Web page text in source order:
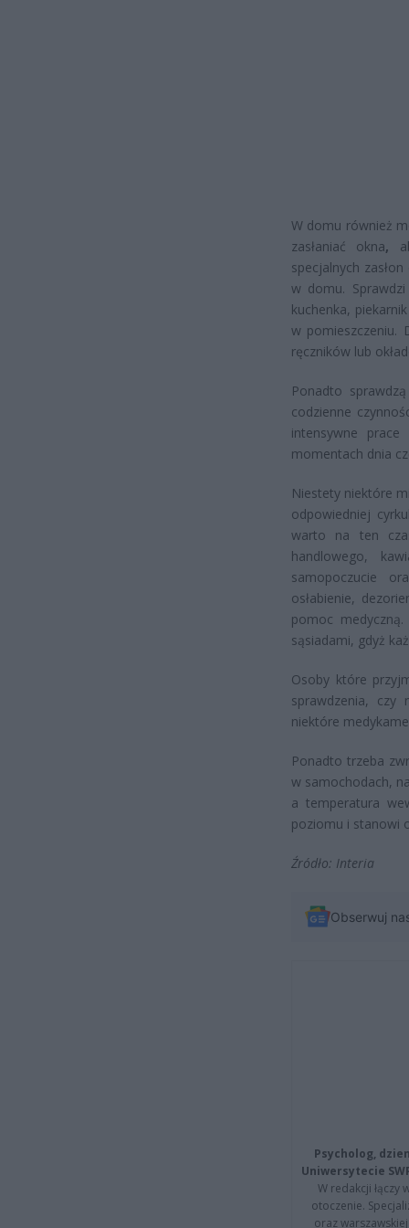
W domu również
zasłaniać okna,
specjalnych
w domu.
kuchenka,
w pomieszczeniu.
ręczników lub
Ponadto
codzienne
intensywne
momentach dnia
Niestety niektóre
odpowiedniej
warto na ten
handlowego,
samopoczucie
osłabienie,
pomoc
sąsiadami, gdyż
Osoby które
sprawdzenia, czy
niektóre
Ponadto trzeba
w samochodach,
a temperatura
poziomu i stanowi
Źródło: Interia
Obserwuj
Psycholog,
Uniwersytecie
W redakcji łączy
otoczenie.
oraz